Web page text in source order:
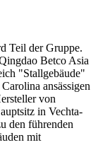
Teil der Gruppe.
Betco Asia
"Stallgebäude"
ansässigen
von
in Vechta-
den führenden
mit